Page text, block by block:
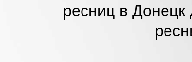
ресниц в